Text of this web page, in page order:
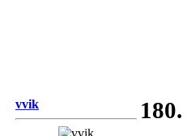
vvik
180.